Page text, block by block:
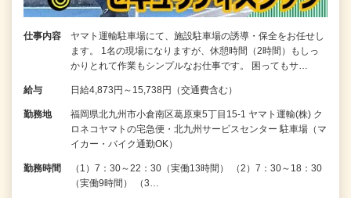
仕事内容
ヤマト運輸駐車場にて、施設駐車場の誘導・保全をお任せし
ます。 1名の現場になりますが、休憩時間（2時間）もしっ
かりとれて作業もシンプルなお仕事です。 困ってもサ…
給与 日給4,873円～15,738円（交通費含む）
勤務地
福岡県北九州市小倉南区葛原東5丁目15-1 ヤマト運輸(株) ク
ロネコヤマトの宅急便・北九州サービスセンター 駐車場（マ
イカー・バイク通勤OK）
勤務時間
（1）7：30～22：30（実働13時間） （2）7：30～18：30
（実働9時間） （3…